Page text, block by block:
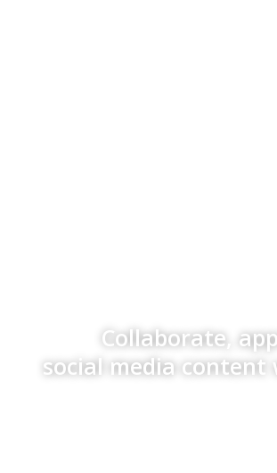
Collaborate,
social media